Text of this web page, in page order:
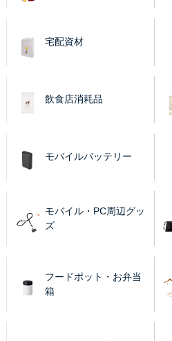
宅配資材
飲食店消耗品
モバイルバッテリー
モバイル・PC周辺グッ
ズ
フードポット・お弁当
箱